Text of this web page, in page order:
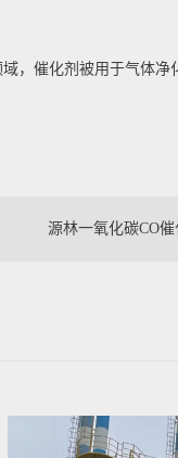
，催化剂被用于气体
源林一氧化碳CO